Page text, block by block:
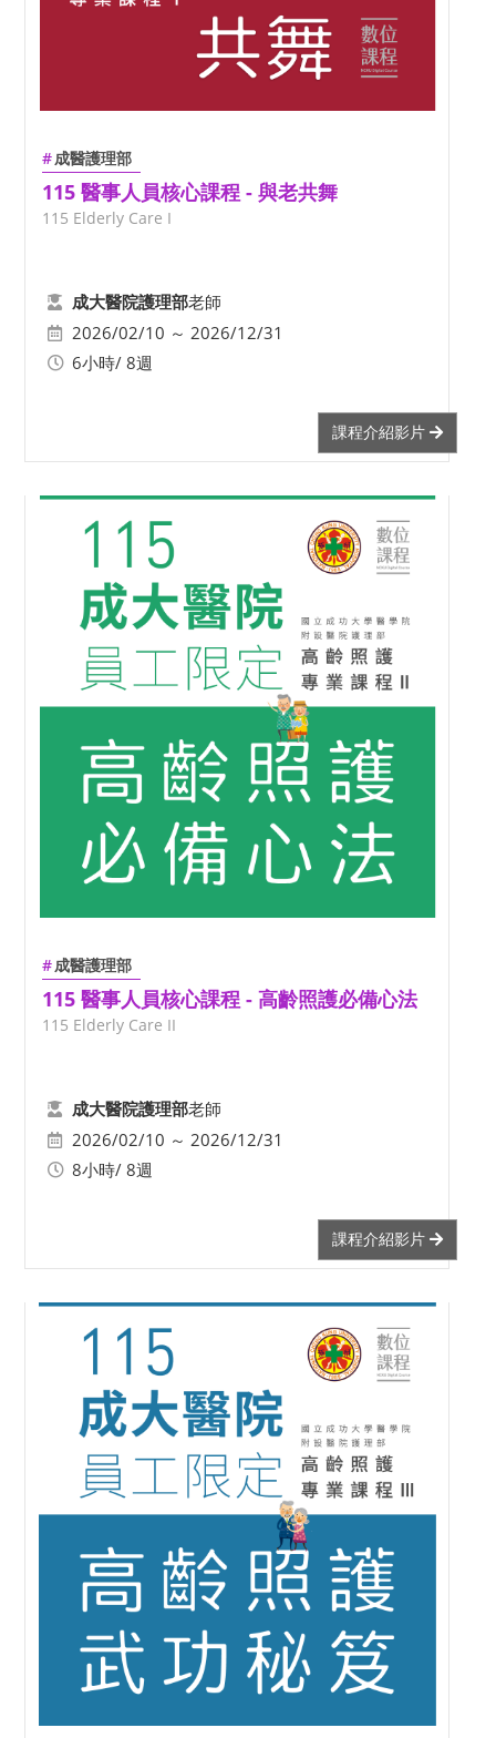
成醫護理部
115 醫事人員核心課程 - 與老共舞
115 Elderly Care I
成大醫院護理部老師
2026/02/10 ～ 2026/12/31
6小時/ 8週
課程介紹影片
成醫護理部
115 醫事人員核心課程 - 高齡照護必備心法
115 Elderly Care II
成大醫院護理部老師
2026/02/10 ～ 2026/12/31
8小時/ 8週
課程介紹影片